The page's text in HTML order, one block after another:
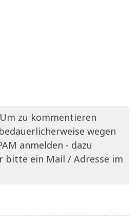
zu kommentieren
wegen
anmelden - dazu
bitte ein Mail / Adresse im